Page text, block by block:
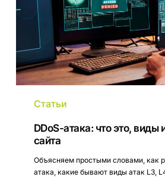
защита
Статьи
DDoS-атака: что это, виды
сайта
Объясняем простыми словами, как
атака, какие бывают виды атак L3,